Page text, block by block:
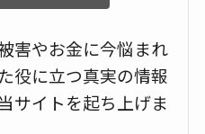
害やお金に今悩まれ
役に立つ真実の情報
サイトを起ち上げま